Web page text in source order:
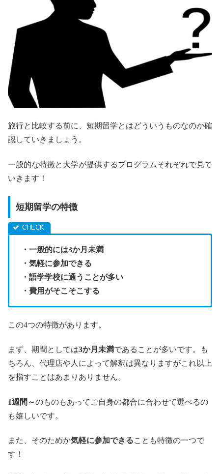
旅行と比較する前に、短期留学とはどういうものなのか確
認していきましょう。
一般的な特徴と大学が提供するプログラムそれぞれで見て
いきます！
短期留学の特徴
・一般的には3か月未満
・気軽に参加できる
・語学学校に通うことが多い
・費用がそこそこする
この4つの特徴があります。
まず、期間としては3か月未満であることが多いです。も
ちろん、代理店や人によって解釈は異なりますがこれ以上
を指すことはあまりありません。
1週間～のものもあってご自身の都合に合わせて選べるの
も嬉しいです。
また、そのためか気軽に参加できることも特徴の一つで
す！